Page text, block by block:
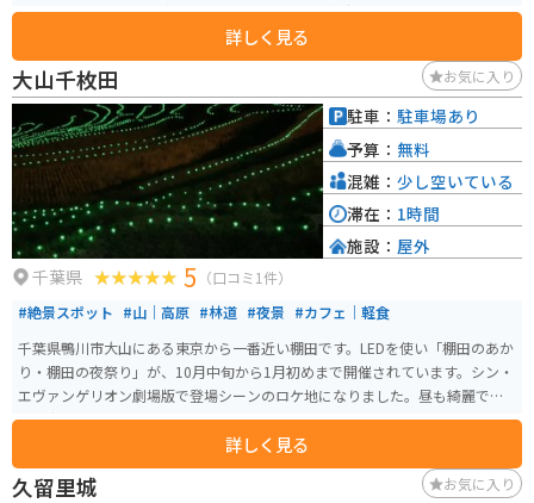
んあります。とくに、鹿野山はバイクで走るのが気持ち良いコースなので、
ツーリングにもおすすめです。道の駅には、地元の新鮮な農産物が販売され
ているほか、レストランでは君津産の食材を使った料理を楽しむことができ
ます。名物は、竹炭を使った真っ黒なソフトクリーム「竹炭ソフト」です。
また、併設されている「君津ふるさと物産館」では、君津市や周辺地域の特
産品を販売しています。
詳しく見る
大山千枚田 お気に入り
千葉県 5 （口コミ1件）
#絶景スポット #山｜高原 #林道 #夜景 #カフェ｜軽食
千葉県鴨川市大山にある東京から一番近い棚田です。LEDを使い「棚田のあか
り・棚田の夜祭り」が、10月中旬から1月初めまで開催されています。シン・
エヴァンゲリオン劇場版で登場シーンのロケ地になりました。昼も綺麗です
が、夜のライトアップを見に来るのもオススメです。
詳しく見る
駐車： 駐車場あり
予算： 無料
混雑： 少し空いている
滞在： 1時間
施設： 屋外
久留里城 お気に入り